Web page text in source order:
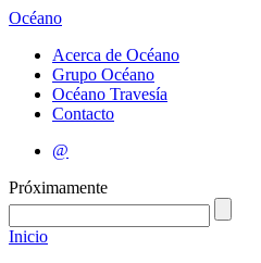
Océano
Acerca de Océano
Grupo Océano
Océano Travesía
Contacto
@
Próximamente
Inicio